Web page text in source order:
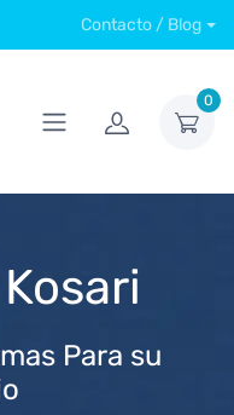
Contacto / Blog
0
Para su